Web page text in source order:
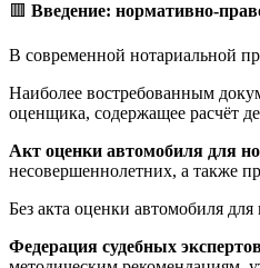
🟥 Введение: нормативно-
В современной нотариальной
Наиболее востребованным
оценщика, содержащее расчёт
Акт оценки автомобиля для
несовершеннолетних, а также
Без акта оценки автомобиля
Федерация судебных